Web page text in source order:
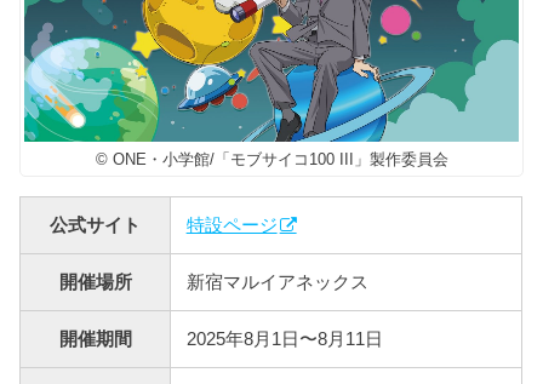
© ONE・小学館/「モブサイコ100 III」製作委員会
公式サイト 特設ページ
開催場所 新宿マルイアネックス
開催期間 2025年8月1日〜8月11日